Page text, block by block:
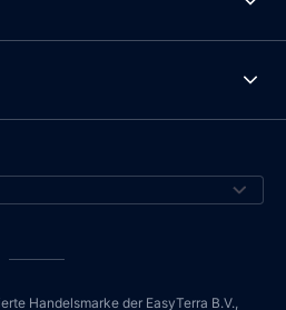
Handelsmarke der EasyTerra B.V.,